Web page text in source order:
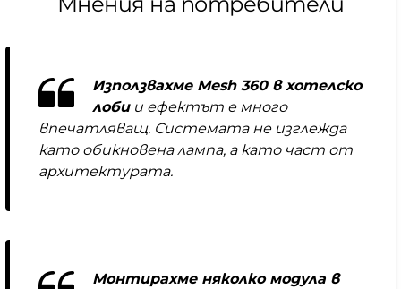
Използвахме Mesh 360 в хотелско
лобии ефектът е много
впечатляващ. Системата не изглежда
като обикновена лампа, а като част от
архитектурата.
Монтирахме няколко модула в